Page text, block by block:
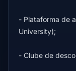
- Plataforma de
University);
- Clube de